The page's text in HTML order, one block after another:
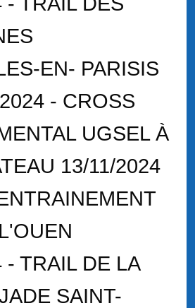
EN- PARISIS
- CROSS
UGSEL À
13/11/2024
- TRAIL DE LA
SAINT-